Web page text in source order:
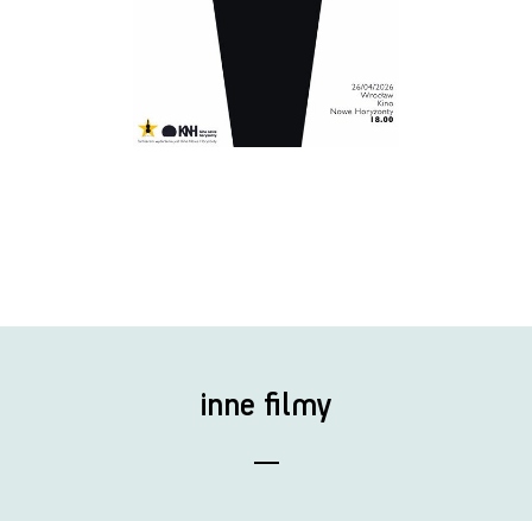
inne filmy